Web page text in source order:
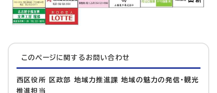
このページに関する お問い合わせ
西区役所 区政部 地域力推進課 地域の魅力の発信・観光
推進担当